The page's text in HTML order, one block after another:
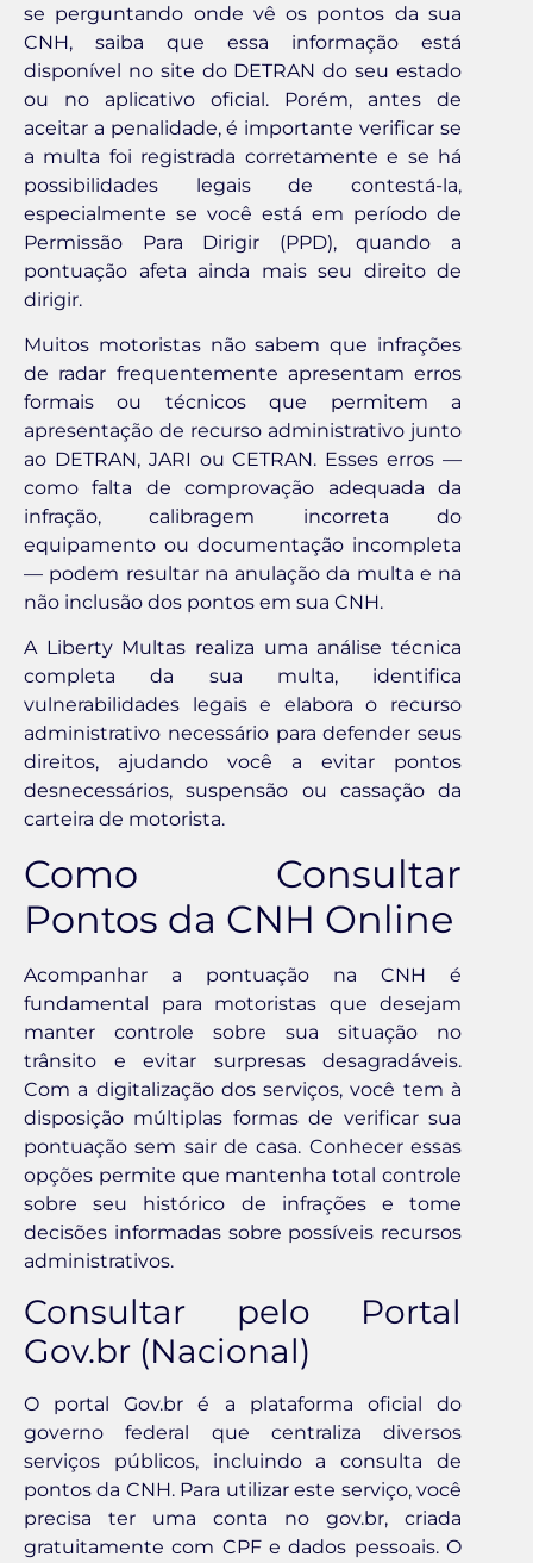
se perguntando onde vê os pontos da sua
CNH, saiba que essa informação está
disponível no site do DETRAN do seu estado
ou no aplicativo oficial. Porém, antes de
aceitar a penalidade, é importante verificar se
a multa foi registrada corretamente e se há
possibilidades legais de contestá-la,
especialmente se você está em período de
Permissão Para Dirigir (PPD), quando a
pontuação afeta ainda mais seu direito de
dirigir.
Muitos motoristas não sabem que infrações
de radar frequentemente apresentam erros
formais ou técnicos que permitem a
apresentação de recurso administrativo junto
ao DETRAN, JARI ou CETRAN. Esses erros —
como falta de comprovação adequada da
infração, calibragem incorreta do
equipamento ou documentação incompleta
— podem resultar na anulação da multa e na
não inclusão dos pontos em sua CNH.
A Liberty Multas realiza uma análise técnica
completa da sua multa, identifica
vulnerabilidades legais e elabora o recurso
administrativo necessário para defender seus
direitos, ajudando você a evitar pontos
desnecessários, suspensão ou cassação da
carteira de motorista.
Como Consultar
Pontos da CNH Online
Acompanhar a pontuação na CNH é
fundamental para motoristas que desejam
manter controle sobre sua situação no
trânsito e evitar surpresas desagradáveis.
Com a digitalização dos serviços, você tem à
disposição múltiplas formas de verificar sua
pontuação sem sair de casa. Conhecer essas
opções permite que mantenha total controle
sobre seu histórico de infrações e tome
decisões informadas sobre possíveis recursos
administrativos.
Consultar pelo Portal
Gov.br (Nacional)
O portal Gov.br é a plataforma oficial do
governo federal que centraliza diversos
serviços públicos, incluindo a consulta de
pontos da CNH. Para utilizar este serviço, você
precisa ter uma conta no gov.br, criada
gratuitamente com CPF e dados pessoais. O